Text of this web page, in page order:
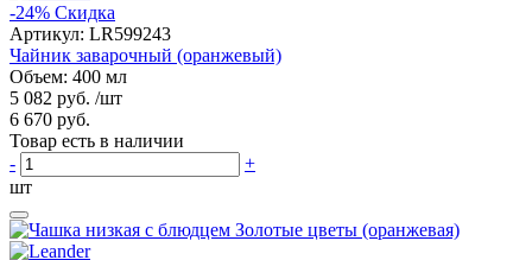
-24% Скидка
Артикул: LR599243
Чайник заварочный (оранжевый)
Объем: 400 мл
5 082 руб. /шт
6 670 руб.
Товар есть в наличии
-
+
шт